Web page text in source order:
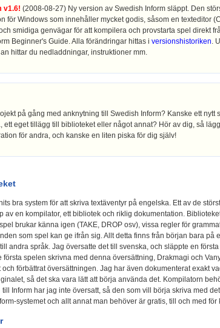
v1.6! (2008-08-27) Ny version av Swedish Inform släppt. Den
för Windows som innehåller mycket godis, såsom en texteditor
smidiga genvägar för att kompilera och provstarta spel direkt
Beginner's Guide. Alla förändringar hittas i versionshistoriken.
hittar du nedladdningar, instruktioner mm.
på gång med anknytning till Swedish Inform? Kanske ett nytt
ett eget tillägg till biblioteket eller något annat? Hör av dig, så
för andra, och kanske en liten piska för dig själv!
bra system för att skriva textäventyr på engelska. Ett av de
av en kompilator, ett bibliotek och riklig dokumentation.
brukar känna igen (TAKE, DROP osv), vissa regler för
som spel kan ge ifrån sig. Allt detta finns från början bara på
andra språk. Jag översatte det till svenska, och släppte en
första spelen skrivna med denna översättning, Drakmagi och
förbättrat översättningen. Jag har även dokumenterat exakt
så det ska vara lätt att börja använda det. Kompilatorn
Inform har jag inte översatt, så den som vill börja skriva med
systemet och allt annat man behöver är gratis, till och med för